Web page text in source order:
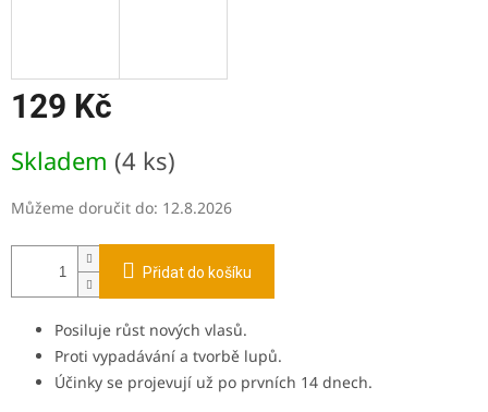
129 Kč
cena:
Skladem (4 ks)
Můžeme doručit do: 12.8.2026
Přidat do košíku
Posiluje růst nových vlasů.
Proti vypadávání a tvorbě lupů.
Účinky se projevují už po prvních 14 dnech.